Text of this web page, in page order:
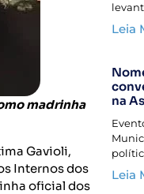
madrinha
Gavioli,
Internos dos
oficial dos
Leia
na
Leia